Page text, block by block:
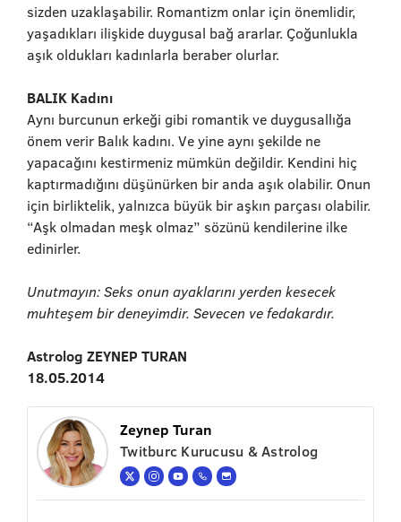
sizden uzaklaşabilir. Romantizm onlar için önemlidir,
yaşadıkları ilişkide duygusal bağ ararlar. Çoğunlukla
aşık oldukları kadınlarla beraber olurlar.
BALIK Kadını
Aynı burcunun erkeği gibi romantik ve duygusallığa
önem verir Balık kadını. Ve yine aynı şekilde ne
yapacağını kestirmeniz mümkün değildir. Kendini hiç
kaptırmadığını düşünürken bir anda aşık olabilir. Onun
için birliktelik, yalnızca büyük bir aşkın parçası olabilir.
“Aşk olmadan meşk olmaz” sözünü kendilerine ilke
edinirler.
Unutmayın: Seks onun ayaklarını yerden kesecek
muhteşem bir deneyimdir. Sevecen ve fedakardır.
Astrolog ZEYNEP TURAN
18.05.2014
Zeynep Turan
Twitburc Kurucusu & Astrolog